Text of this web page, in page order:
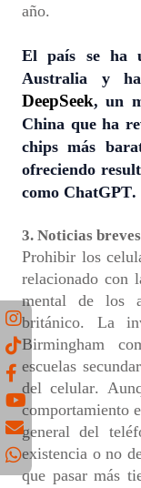
año.
El país se ha
Australia y
DeepSeek,un
China que ha
chips más
ofreciendo
como ChatGPT.
3. Noticias
Prohibir los
relacionado con
mental de los
británico. La
Birmingham
escuelas
del celular.
comportamiento
general del
existencia o no
que pasar más